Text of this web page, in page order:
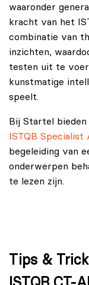
waaronder
kracht van het
combinatie van
inzichten,
testen uit te
kunstmatige
speelt.
Bij Startel
ISTQB Specialist
begeleiding van
onderwerpen
te lezen zijn.
Tips &